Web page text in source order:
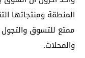
المنطقة ومنتجاتها
ممتع للتسوق
والمحلات.